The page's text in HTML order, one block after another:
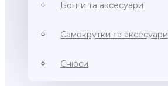
Бонги та аксесуари
Самокрутки та аксесуари
Снюси